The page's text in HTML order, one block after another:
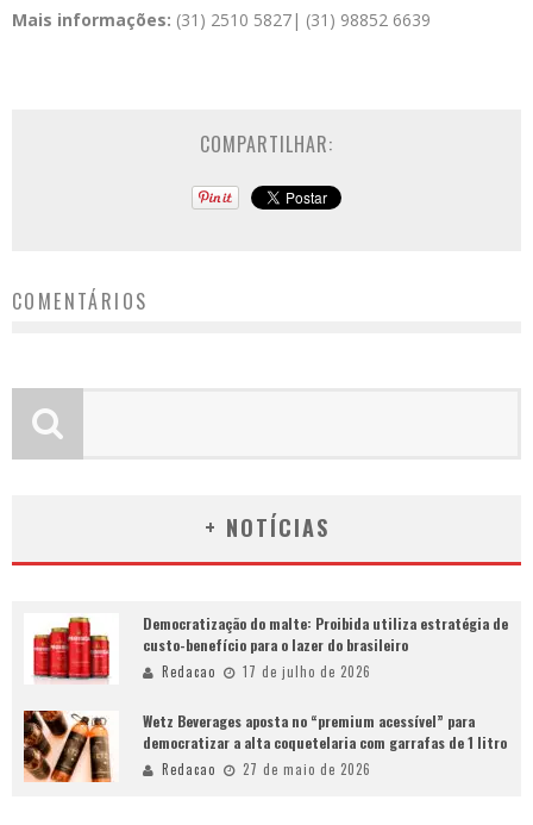
Mais informações: (31) 2510 5827| (31) 98852 6639
COMPARTILHAR:
COMENTÁRIOS
+ NOTÍCIAS
Democratização do malte: Proibida utiliza estratégia de
custo-benefício para o lazer do brasileiro
Redacao 17 de julho de 2026
Wetz Beverages aposta no “premium acessível” para
democratizar a alta coquetelaria com garrafas de 1 litro
Redacao 27 de maio de 2026